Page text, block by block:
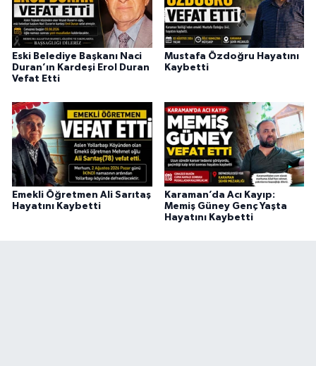
Eski Belediye Başkanı Naci
Duran’ın Kardeşi Erol Duran
Vefat Etti
Mustafa Özdoğru Hayatını
Kaybetti
Emekli Öğretmen Ali Sarıtaş
Hayatını Kaybetti
Karaman’da Acı Kayıp:
Memiş Güney Genç Yaşta
Hayatını Kaybetti